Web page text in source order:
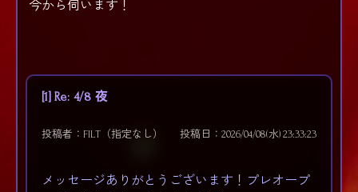
今から伺います！
[1] Re: 4/8 夜
投稿者：FILT（指定なし） 投稿日：2026/04/08(水) 23:33:23
メッセージありがとうございます！プレオープ